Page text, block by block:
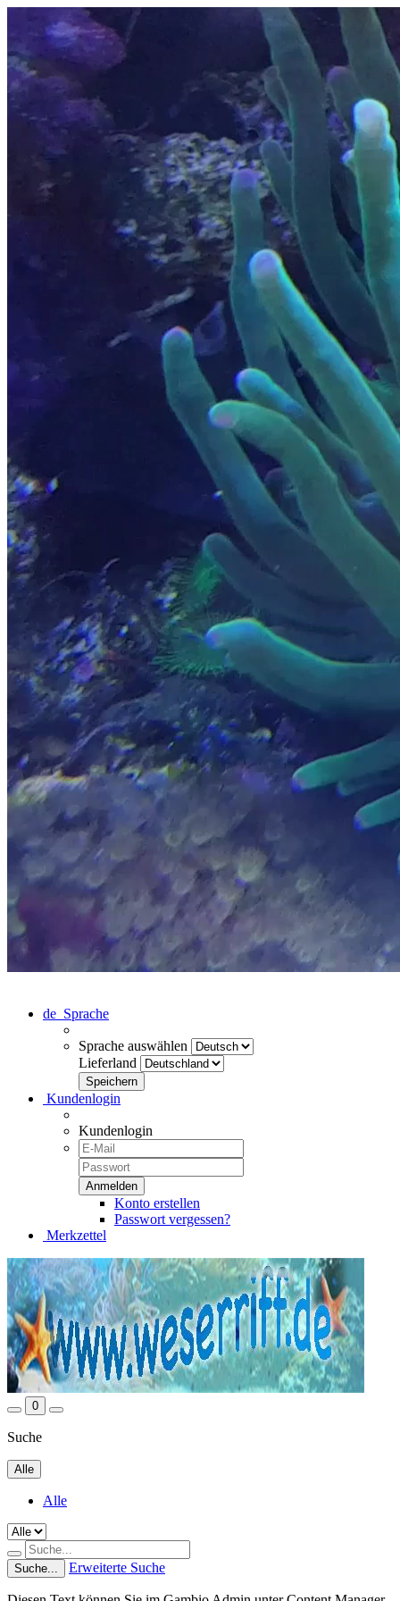
de Sprache
Sprache auswählen
Lieferland
Kundenlogin
Kundenlogin
Konto erstellen
Passwort vergessen?
Merkzettel
0
Suche
Alle
Alle
Suche... Erweiterte Suche